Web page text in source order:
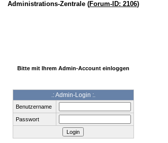
Administrations-Zentrale (Forum-ID: 2106)
Bitte mit Ihrem Admin-Account einloggen
.: Admin-Login :.
Benutzername
Passwort